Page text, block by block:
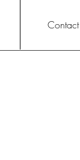
Contact